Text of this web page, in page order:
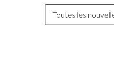
Toutes les